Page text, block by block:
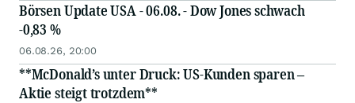
Börsen Update USA - 06.08. - Dow Jones schwach
-0,83 %
06.08.26, 20:00
**McDonald’s unter Druck: US-Kunden sparen –
Aktie steigt trotzdem**